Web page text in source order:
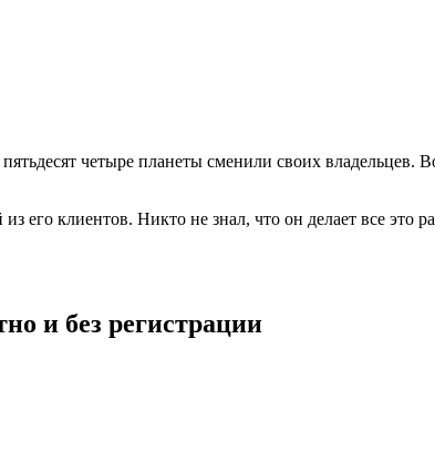
четыре планеты сменили своих владельцев.
его клиентов. Никто не знал, что он делает все
и без регистрации